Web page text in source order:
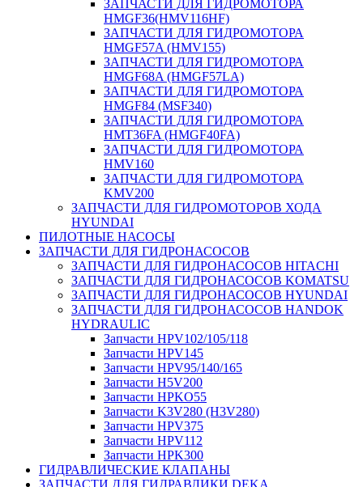
ЗАПЧАСТИ ДЛЯ ГИДРОМОТОРА
HMGF36(HMV116HF)
ЗАПЧАСТИ ДЛЯ ГИДРОМОТОРА
HMGF57A (HMV155)
ЗАПЧАСТИ ДЛЯ ГИДРОМОТОРА
HMGF68A (HMGF57LA)
ЗАПЧАСТИ ДЛЯ ГИДРОМОТОРА
HMGF84 (MSF340)
ЗАПЧАСТИ ДЛЯ ГИДРОМОТОРА
HMT36FA (HMGF40FA)
ЗАПЧАСТИ ДЛЯ ГИДРОМОТОРА
HMV160
ЗАПЧАСТИ ДЛЯ ГИДРОМОТОРА
KMV200
ЗАПЧАСТИ ДЛЯ ГИДРОМОТОРОВ ХОДА
HYUNDAI
ПИЛОТНЫЕ НАСОСЫ
ЗАПЧАСТИ ДЛЯ ГИДРОНАСОСОВ
ЗАПЧАСТИ ДЛЯ ГИДРОНАСОСОВ HITACHI
ЗАПЧАСТИ ДЛЯ ГИДРОНАСОСОВ KOMATSU
ЗАПЧАСТИ ДЛЯ ГИДРОНАСОСОВ HYUNDAI
ЗАПЧАСТИ ДЛЯ ГИДРОНАСОСОВ HANDOK
HYDRAULIC
Запчасти HPV102/105/118
Запчасти HPV145
Запчасти HPV95/140/165
Запчасти H5V200
Запчасти HPKO55
Запчасти K3V280 (H3V280)
Запчасти HPV375
Запчасти HPV112
Запчасти HPK300
ГИДРАВЛИЧЕСКИЕ КЛАПАНЫ
ЗАПЧАСТИ ДЛЯ ГИДРАВЛИКИ DEKA